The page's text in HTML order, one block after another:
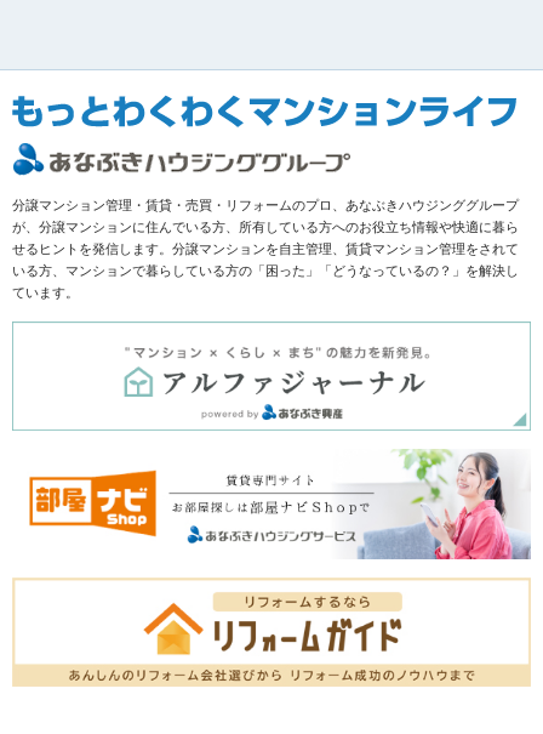
分譲マンション管理・賃貸・売買・リフォームのプロ、あなぶきハウジンググループ
が、分譲マンションに住んでいる方、所有している方へのお役立ち情報や快適に暮ら
せるヒントを発信します。分譲マンションを自主管理、賃貸マンション管理をされて
いる方、マンションで暮らしている方の「困った」「どうなっているの？」を解決し
ています。